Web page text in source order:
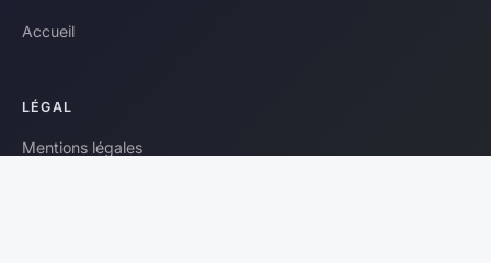
Accueil
LÉGAL
Mentions légales